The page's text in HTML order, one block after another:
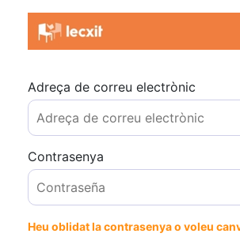
Adreça de correu electrònic
Contrasenya
Heu oblidat la contrasenya o voleu